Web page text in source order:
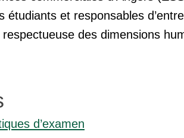
étudiants et responsables
des dimensions
d’examen